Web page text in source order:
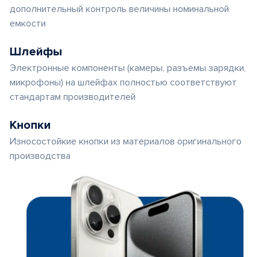
дополнительный контроль величины номинальной
емкости
Шлейфы
Электронные компоненты (камеры, разъемы зарядки,
микрофоны) на шлейфах полностью соответствуют
стандартам производителей
Кнопки
Износостойкие кнопки из материалов оригинального
производства